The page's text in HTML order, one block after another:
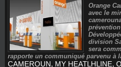
Orange
avec le
division
sera
rapporte un communiqué parvenu à
CAMEROUN, MY HEATLHLINE,